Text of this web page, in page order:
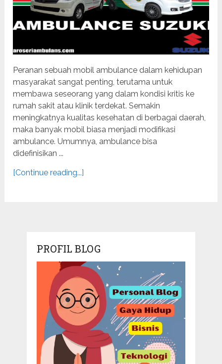
Peranan sebuah mobil ambulance dalam kehidupan
masyarakat sangat penting, terutama untuk
membawa seseorang yang dalam kondisi kritis ke
rumah sakit atau klinik terdekat. Semakin
meningkatnya kualitas kesehatan di berbagai daerah,
maka banyak mobil biasa menjadi modifikasi
ambulance. Umumnya, ambulance bisa
didefinisikan ...
[Continue reading...]
PROFIL BLOG